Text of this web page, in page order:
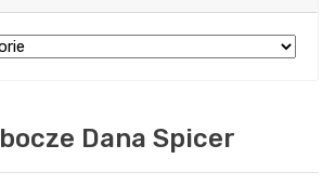
Dana Spicer